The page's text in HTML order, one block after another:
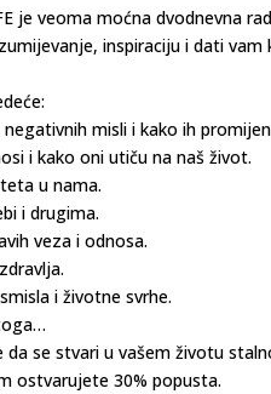
je veoma moćna dvodnevna
inspiraciju i dati
negativnih misli i kako ih
i kako oni utiču na naš život.
u nama.
i drugima.
veza i odnosa.
i životne svrhe.
da se stvari u vašem životu
ostvarujete 30% popusta.